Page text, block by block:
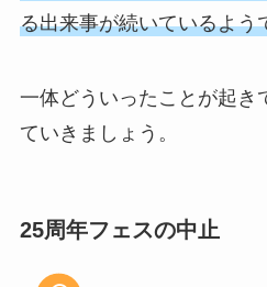
る出来事が続いているよう
一体どういったことが起き
ていきましょう。
25周年フェスの中止